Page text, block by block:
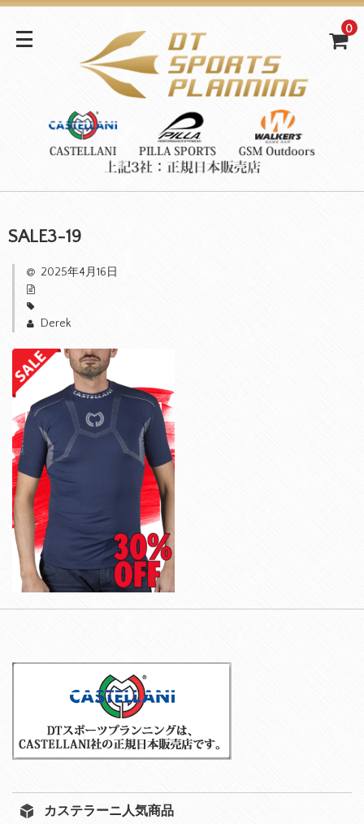
0
SALE3-19
2025年4月16日
Derek
カステラーニ人気商品